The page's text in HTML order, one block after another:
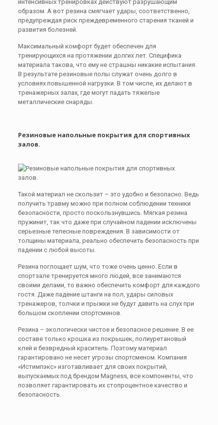
интенсивных тренировках действуют разрушающим
образом. А вот резина смягчает удары, соответственно,
предупреждая риск преждевременного старения тканей и
развития болезней.
Максимальный комфорт будет обеспечен для
тренирующихся на протяжении долгих лет. Специфика
материала такова, что ему не страшны никакие испытания.
В результате резиновые полы служат очень долго в
условиях повышенной нагрузки. В том числе, их делают в
тренажерных залах, где могут падать тяжелые
металлические снаряды.
Резиновые напольные покрытия для спортивных
залов.
Такой материал не скользит – это удобно и безопасно. Ведь
получить травму можно при полном соблюдении техники
безопасности, просто поскользнувшись. Мягкая резина
пружинит, так что даже при случайном падении исключены
серьезные телесные повреждения. В зависимости от
толщины материала, реально обеспечить безопасность при
падении с любой высоты.
Резина поглощает шум, что тоже очень ценно. Если в
спортзале тренируется много людей, все занимаются
своими делами, то важно обеспечить комфорт для каждого
гостя. Даже падение штанги на пол, удары силовых
тренажеров, толчки и прыжки не будут давить на слух при
большом скоплении спортсменов.
Резина – экологически чистое и безопасное решение. В ее
составе только крошка из покрышек, полиуретановый
клей и безвредный краситель. Поэтому материал
гарантировано не несет угрозы спортсменом. Компания
«Истимпэкс» изготавливает для своих покрытий,
выпускаемых под брендом Magness, все компоненты, что
позволяет гарантировать их стопроцентное качество и
безопасность.